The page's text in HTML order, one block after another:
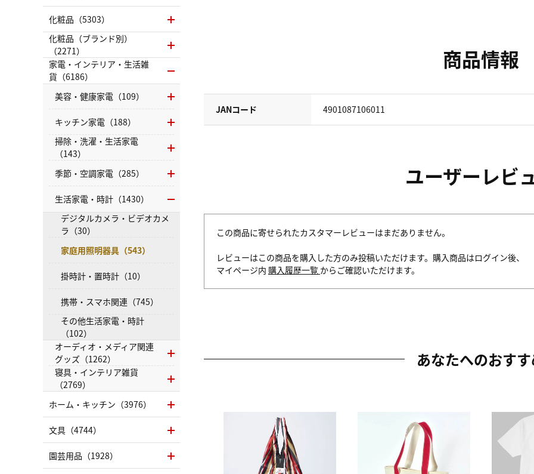
商品情報
JANコード 4901087106011
ユーザーレビ
この商品に寄せられたカスタマーレビューはまだありません。
レビューはこの商品を購入した方のみ投稿いただけます。購入商品はログイン後、
マイページ内 購入履歴一覧 からご確認いただけます。
あなたへのおす
化粧品（5303）
化粧品（ブランド別）
（2271）
家電・インテリア・生活雑
貨（6186）
美容・健康家電（109）
キッチン家電（188）
掃除・洗濯・生活家電
（143）
季節・空調家電（285）
生活家電・時計（1430）
デジタルカメラ・ビデオカメ
ラ（30）
家庭用照明器具（543）
掛時計・置時計（10）
携帯・スマホ関連（745）
その他生活家電・時計
（102）
オーディオ・メディア関連
グッズ（1262）
寝具・インテリア雑貨
（2769）
ホーム・キッチン（3976）
文具（4744）
園芸用品（1928）